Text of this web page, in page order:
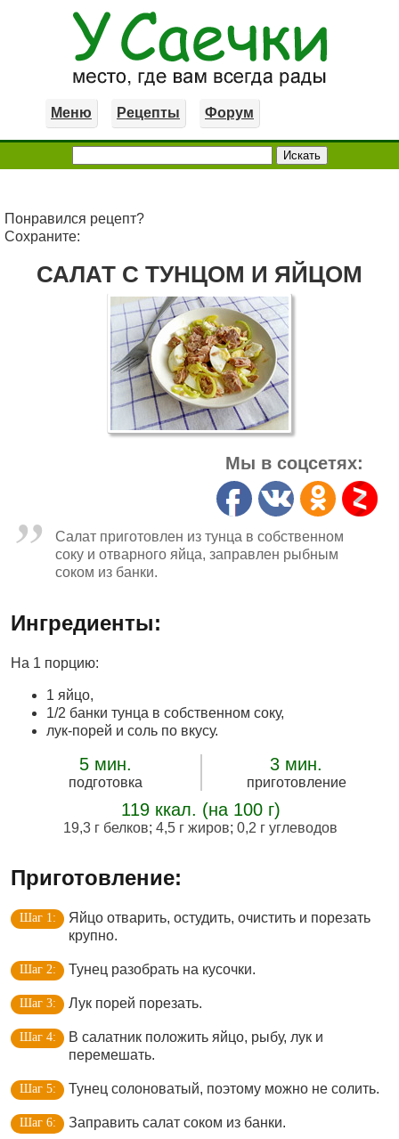
Меню Рецепты Форум
Понравился рецепт?
Сохраните:
САЛАТ С ТУНЦОМ И ЯЙЦОМ
Мы в соцсетях:
Салат приготовлен из тунца в собственном
соку и отварного яйца, заправлен рыбным
соком из банки.
Ингредиенты:
На 1 порцию:
1 яйцо,
1/2 банки тунца в собственном соку,
лук-порей и соль по вкусу.
5 мин.
подготовка
3 мин.
приготовление
119 ккал. (на 100 г)
19,3 г белков; 4,5 г жиров; 0,2 г углеводов
Приготовление:
Яйцо отварить, остудить, очистить и порезать
крупно.
Тунец разобрать на кусочки.
Лук порей порезать.
В салатник положить яйцо, рыбу, лук и
перемешать.
Тунец солоноватый, поэтому можно не солить.
Заправить салат соком из банки.